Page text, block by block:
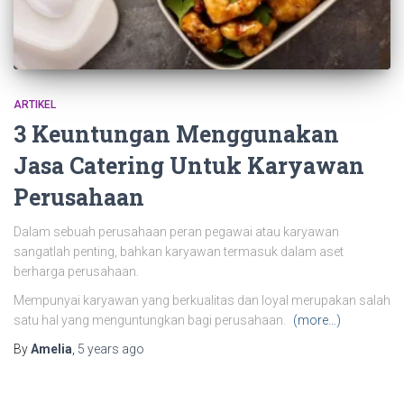
ARTIKEL
3 Keuntungan Menggunakan
Jasa Catering Untuk Karyawan
Perusahaan
Dalam sebuah perusahaan peran pegawai atau karyawan
sangatlah penting, bahkan karyawan termasuk dalam aset
berharga perusahaan.
Mempunyai karyawan yang berkualitas dan loyal merupakan salah
satu hal yang menguntungkan bagi perusahaan.
(more…)
ByAmelia 5 years ago